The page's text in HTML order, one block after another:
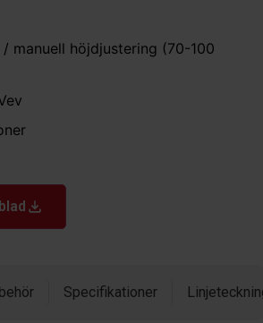
manuell höjdjustering (70-100
Specifikationer